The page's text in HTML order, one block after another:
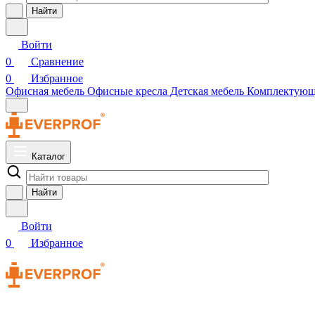
Найти
Войти
0
Сравнение
0
Избранное
Офисная мебель Офисные кресла Детская мебель
Каталог
Найти
Войти
0
Избранное